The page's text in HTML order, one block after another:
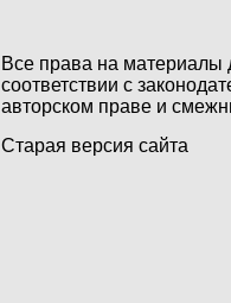
Все права на материалы
соответствии с
авторском праве и
Старая версия сайта